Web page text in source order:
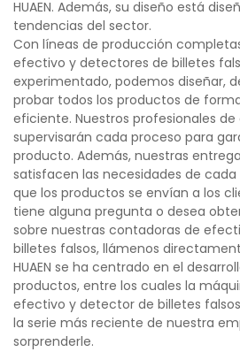
HUAEN. Además, su diseño está
tendencias del sector.
Con líneas de producción
efectivo y detectores de billetes
experimentado, podemos diseñar,
probar todos los productos de
eficiente. Nuestros profesionales
supervisarán cada proceso para
producto. Además, nuestras
satisfacen las necesidades de
que los productos se envían a los
tiene alguna pregunta o desea
sobre nuestras contadoras de
billetes falsos, llámenos
HUAEN se ha centrado en el
productos, entre los cuales la
efectivo y detector de billetes
la serie más reciente de nuestra
sorprenderle.